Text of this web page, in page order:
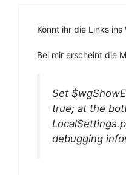
Könnt ihr die Links
Bei mir erscheint die
Set
true; at the
debugging